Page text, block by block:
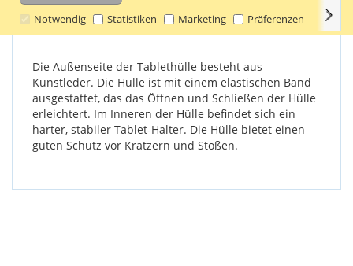
Notwendig Statistiken Marketing Präferenzen
Einzelheiten Produkteigenschaften Bewertungen
Die Außenseite der Tablethülle besteht aus
Kunstleder. Die Hülle ist mit einem elastischen Band
ausgestattet, das das Öffnen und Schließen der Hülle
erleichtert. Im Inneren der Hülle befindet sich ein
harter, stabiler Tablet-Halter. Die Hülle bietet einen
guten Schutz vor Kratzern und Stößen.